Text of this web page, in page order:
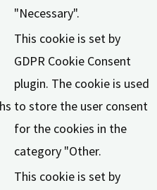
"Necessary".
This cookie is set by
GDPR Cookie Consent
plugin. The cookie is used
to store the user consent
for the cookies in the
category "Other.
This cookie is set by